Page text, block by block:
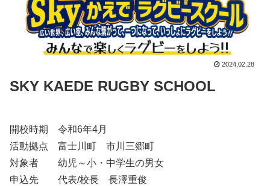
2024.02.28
SKY KAEDE RUGBY SCHOOL
開校時期 令和6年4月
活動拠点 富士川町 市川三郷町
対象者 幼児～小・中学生の男女
申込先 代表/校長 長澤重俊